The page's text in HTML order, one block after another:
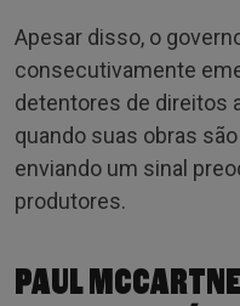
Apesar disso, o
consecutivamente
detentores de direitos
quando suas obras
enviando um sinal
produtores.
PAUL